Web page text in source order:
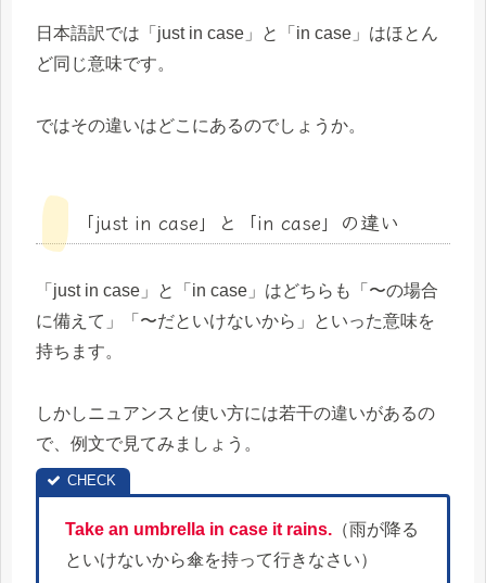
日本語訳では「just in case」と「in case」はほとん
ど同じ意味です。
ではその違いはどこにあるのでしょうか。
「just in case」と「in case」の違い
「just in case」と「in case」はどちらも「〜の場合
に備えて」「〜だといけないから」といった意味を
持ちます。
しかしニュアンスと使い方には若干の違いがあるの
で、例文で見てみましょう。
Take an umbrella in case it rains. （雨が降る
といけないから傘を持って行きなさい）